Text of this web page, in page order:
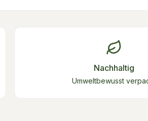
Nachhaltig
Umweltbewusst